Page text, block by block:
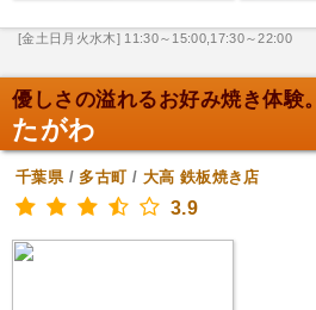
[金土日月火水木] 11:30～15:00,17:30～22:00
優しさの溢れるお好み焼き体験。
たがわ
千葉県/ 多古町/ 大高 鉄板焼き店
3.9